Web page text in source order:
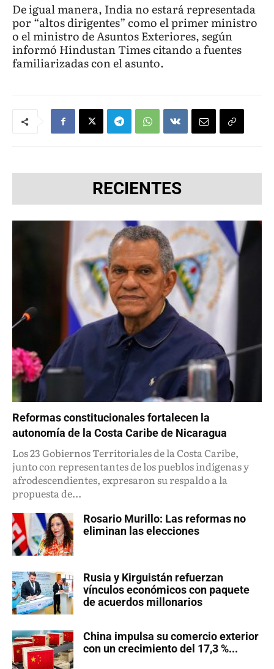
De igual manera, India no estará representada
por “altos dirigentes” como el primer ministro
o el ministro de Asuntos Exteriores, según
informó Hindustan Times citando a fuentes
familiarizadas con el asunto.
RECIENTES
Reformas constitucionales fortalecen la
autonomía de la Costa Caribe de Nicaragua
Los 23 Gobiernos Territoriales de la Costa Caribe,
junto con representantes de los pueblos indígenas y
afrodescendientes, expresaron su respaldo a la
propuesta de...
Rosario Murillo: Las reformas no
eliminan las elecciones
Rusia y Kirguistán refuerzan
vínculos económicos con paquete
de acuerdos millonarios
China impulsa su comercio exterior
con un crecimiento del 17,3 %...